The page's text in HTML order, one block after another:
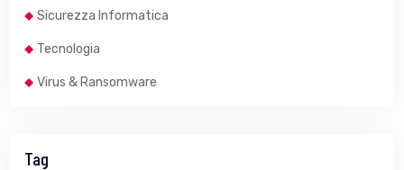
Sicurezza Informatica
Tecnologia
Virus & Ransomware
Tag